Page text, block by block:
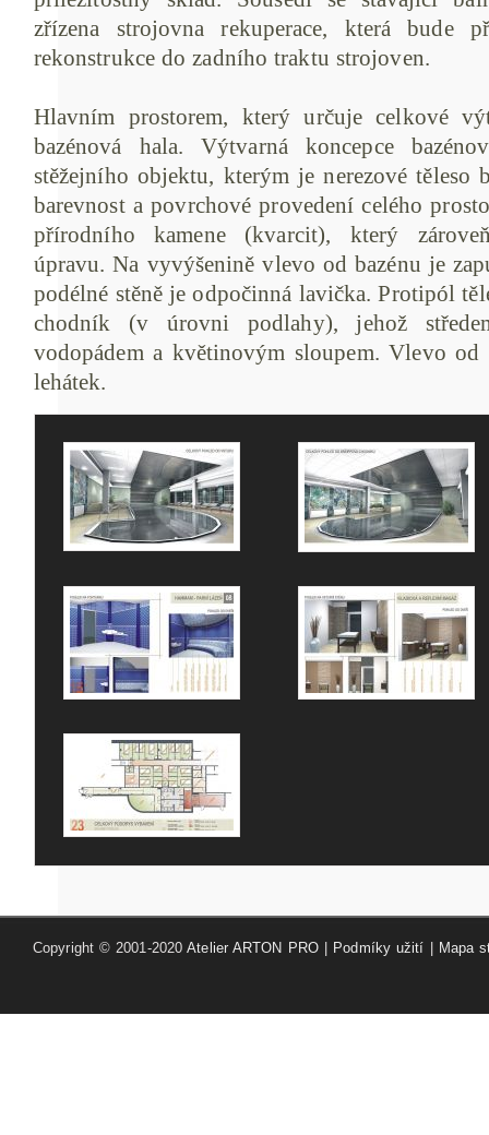
zřízena strojovna rekuperace, která bude
rekonstrukce do zadního traktu strojoven.
Hlavním prostorem, který určuje celkové
bazénová hala. Výtvarná koncepce
stěžejního objektu, kterým je nerezové těleso
barevnost a povrchové provedení celého
přírodního kamene (kvarcit), který
úpravu. Na vyvýšenině vlevo od bazénu je
podélné stěně je odpočinná lavička. Protipól
chodník (v úrovni podlahy), jehož
vodopádem a květinovým sloupem. Vlevo
lehátek.
Copyright © 2001-2020Atelier ARTON PRO| Podmíky užití Mapa